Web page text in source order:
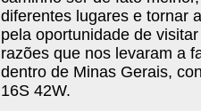
diferentes lugares e tornar
pela oportunidade de
razões que nos levaram a
dentro de Minas Gerais,
16S 42W.